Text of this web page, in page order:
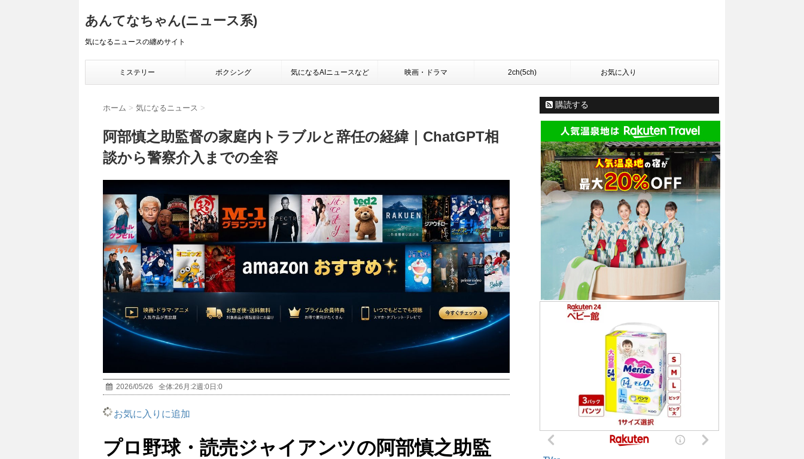
あんてなちゃん(ニュース系)
気になるニュースの纏めサイト
ミステリー ボクシング 気になるAIニュースなど 映画・ドラマ 2ch(5ch) お気に入り
ホーム > 気になるニュース >
阿部慎之助監督の家庭内トラブルと辞任の経緯｜ChatGPT相
談から警察介入までの全容
2026/05/26 全体:26 月:2週:0日:0
お気に入りに追加
プロ野球・読売ジャイアンツの阿部慎之助監
購読する